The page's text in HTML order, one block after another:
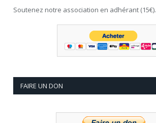
Soutenez notre association en adhérant (15€).
FAIRE UN DON